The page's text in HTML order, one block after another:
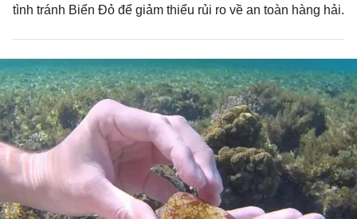
tình tránh Biển Đỏ để giảm thiểu rủi ro về an toàn hàng hải.